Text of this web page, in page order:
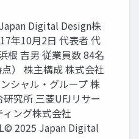
Digital Design株
年10月2日 代表者 代
根 吉男 従業員数 84名
点） 株主構成 株式会社
シャル・グループ 株
究所 三菱UFJリサー
ング株式会社
2025 Japan Digital